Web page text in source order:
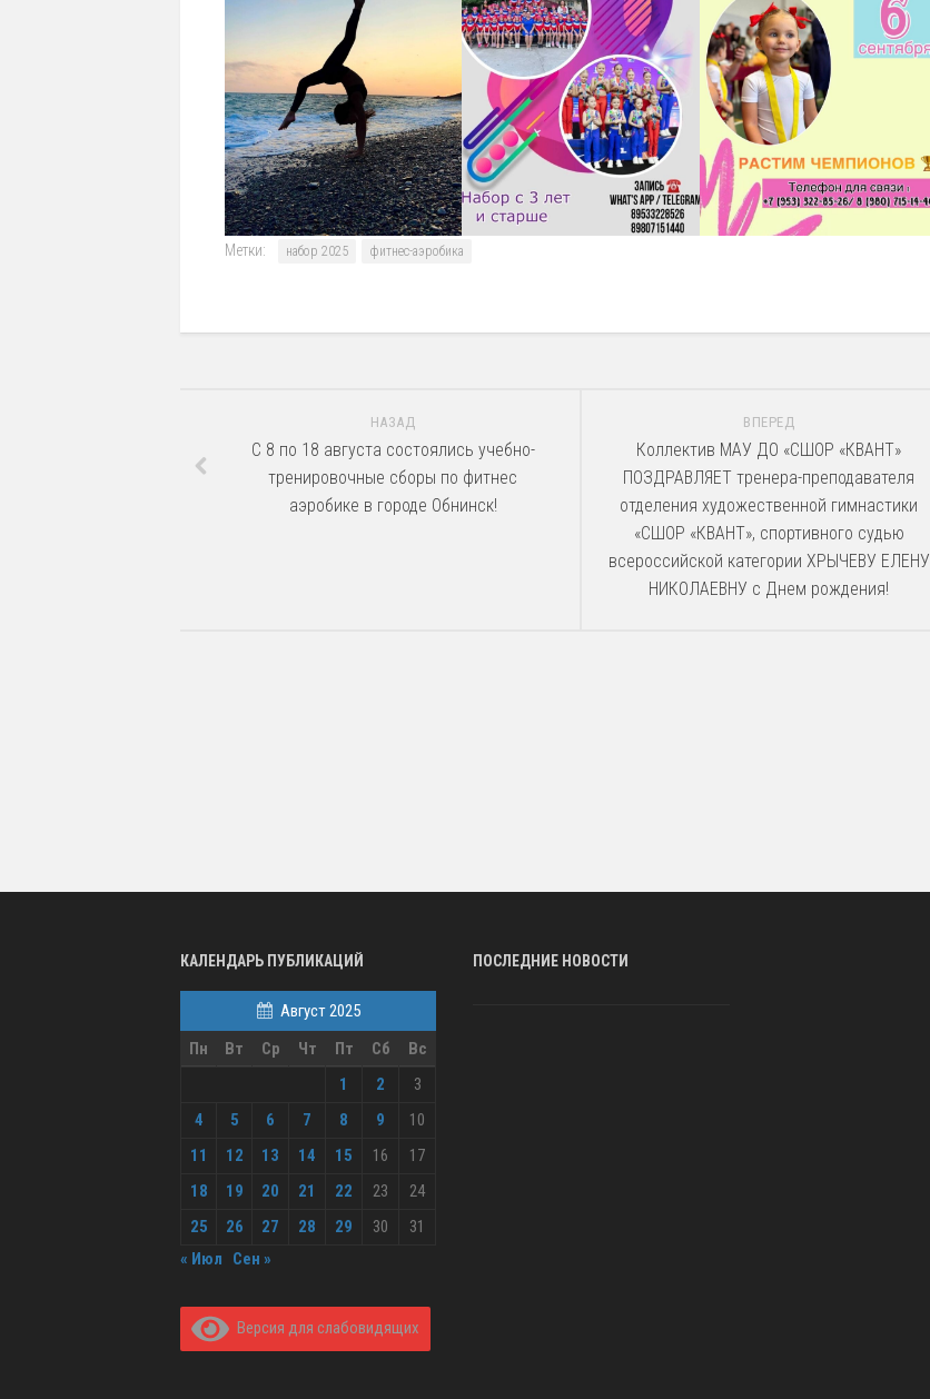
Метки: набор 2025 фитнес-аэробика
ВПЕРЕД
Коллектив МАУ ДО «СШОР «КВАНТ»
ПОЗДРАВЛЯЕТ тренера-преподавателя
отделения художественной гимнастики
«СШОР «КВАНТ», спортивного судью
всероссийской категории ХРЫЧЕВУ ЕЛЕНУ
НИКОЛАЕВНУ с Днем рождения!
НАЗАД
С 8 по 18 августа состоялись учебно-
тренировочные сборы по фитнес
аэробике в городе Обнинск!
КАЛЕНДАРЬ ПУБЛИКАЦИЙ
Август 2025
Пн
Вт Ср Чт Пт Сб
Вс
1
2
3
4
5 6 7 8 9
10
11
12 13 14 15 16
17
18
19 20 21 22 23
24
25
26 27 28 29 30
31
« Июл
Сен »
Версия для слабовидящих
ПОСЛЕДНИЕ НОВОСТИ